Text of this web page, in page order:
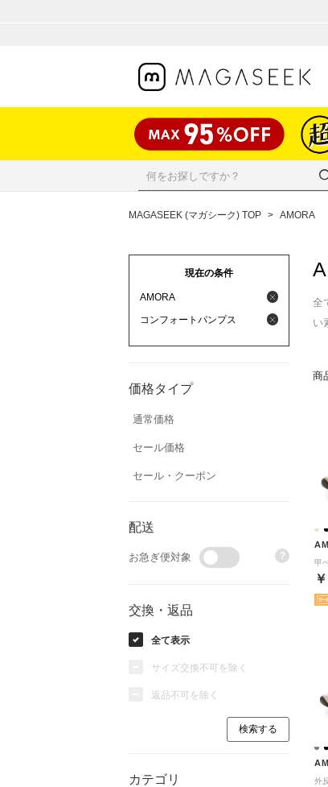
MAGASEEK (マガシーク) TOP > AMORA
現在の条件
AMORA
コンフォートパンプス
価格タイプ
通常価格
セール価格
セール・クーポン
配送
お急ぎ便対象 ?
交換・返品
全て表示
サイズ交換不可を除く
返品不可を除く
カテゴリ
全
い
商